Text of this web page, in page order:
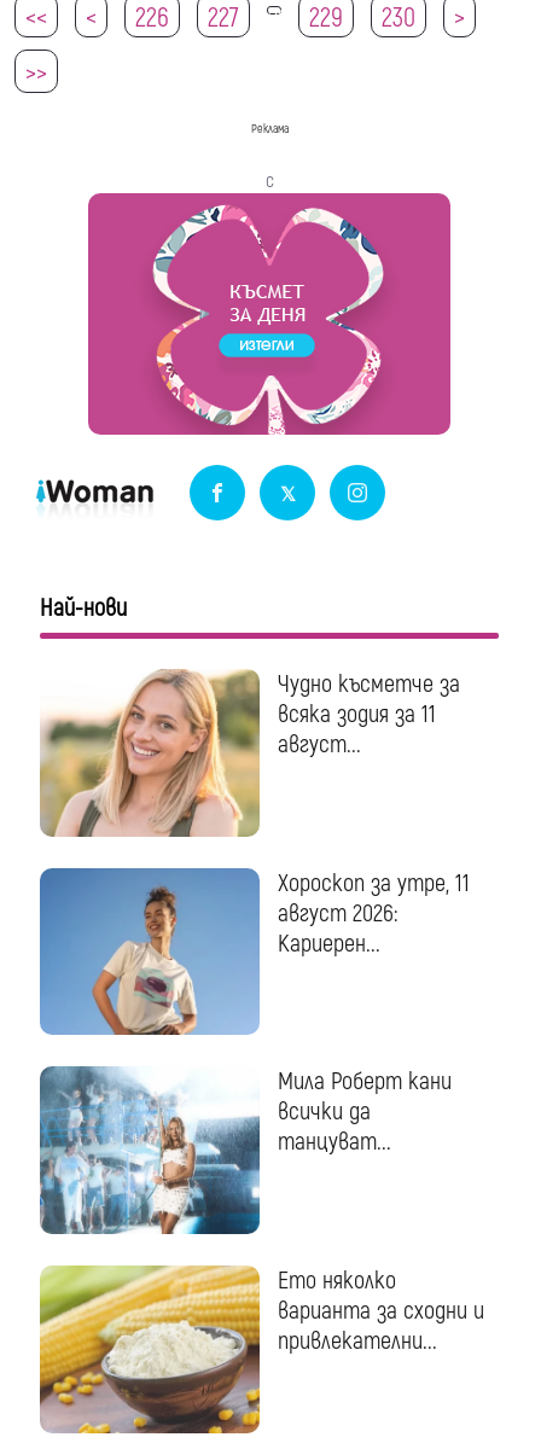
<< < 226 227 228 229 230
>
>>
Реклама
с
Най-нови
Чудно късметче за
всяка зодия за 11
август...
Хороскоп за утре, 11
август 2026:
Кариерен...
Мила Роберт кани
всички да
танцуват...
Ето няколко
варианта за сходни и
привлекателни...